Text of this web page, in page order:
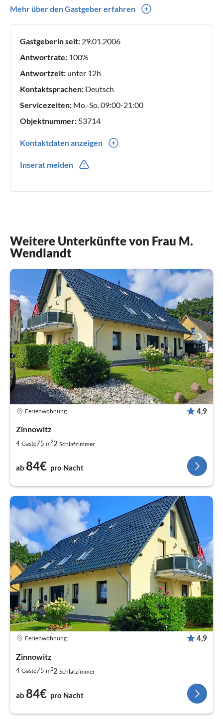
Rat und Tat zur Seite und freuen uns, wenn wir helfen
Wendlandt
Mehr über den Gastgeber erfahren
Gastgeberin seit: 29.01.2006
Antwortrate: 100%
Antwortzeit: unter 12h
Kontaktsprachen: Deutsch
Servicezeiten: Mo.-So. 09:00-21:00
Objektnummer: 53714
Kontaktdaten anzeigen
Inserat melden
Weitere Unterkünfte von Frau M.
Wendlandt
Ferienwohnung 4,9
Zinnowitz
4 Gäste75 m22 Schlafzimmer
ab 84€ pro Nacht
Ferienwohnung 4,9
Zinnowitz
4 Gäste75 m22 Schlafzimmer
ab 84€ pro Nacht